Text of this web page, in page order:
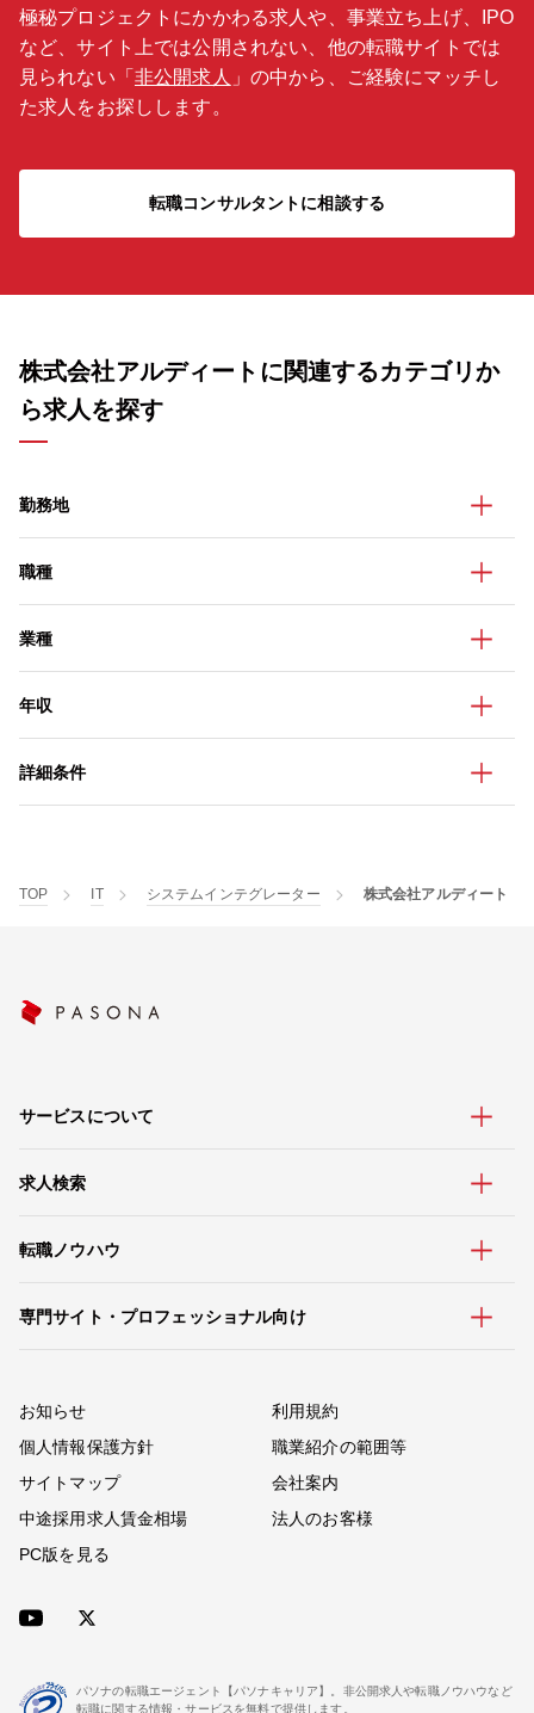
極秘プロジェクトにかかわる求人や、事業立ち上げ、IPO
など、サイト上では公開されない、他の転職サイトでは
見られない「 非公開求人 」の中から、ご経験にマッチし
た求人をお探しします。
転職コンサルタントに相談する
株式会社アルディートに関連するカテゴリか
ら求人を探す
勤務地
職種
業種
年収
詳細条件
TOP IT システムインテグレーター 株式会社アルディート
サービスについて
求人検索
転職ノウハウ
専門サイト・プロフェッショナル向け
お知らせ
利用規約
個人情報保護方針
職業紹介の範囲等
サイトマップ
会社案内
中途採用求人賃金相場
法人のお客様
PC版を見る
パソナの転職エージェント【パソナキャリア】。非公開求人や転職ノウハウなど
転職に関する情報・サービスを無料で提供します。